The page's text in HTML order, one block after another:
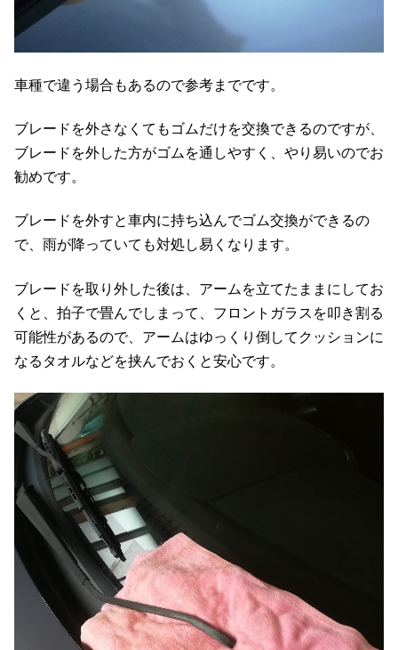
車種で違う場合もあるので参考までです。
ブレードを外さなくてもゴムだけを交換できるのですが、
ブレードを外した方がゴムを通しやすく、やり易いのでお
勧めです。
ブレードを外すと車内に持ち込んでゴム交換ができるの
で、雨が降っていても対処し易くなります。
ブレードを取り外した後は、アームを立てたままにしてお
くと、拍子で畳んでしまって、フロントガラスを叩き割る
可能性があるので、アームはゆっくり倒してクッションに
なるタオルなどを挟んでおくと安心です。